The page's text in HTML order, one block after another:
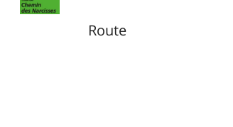
Route